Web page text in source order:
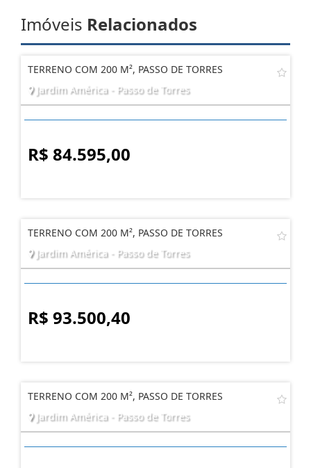
Imóveis Relacionados
TERRENO COM 200 M², PASSO DE TORRES
Jardim América - Passo de Torres
R$ 84.595,00
TERRENO COM 200 M², PASSO DE TORRES
Jardim América - Passo de Torres
R$ 93.500,40
TERRENO COM 200 M², PASSO DE TORRES
Jardim América - Passo de Torres